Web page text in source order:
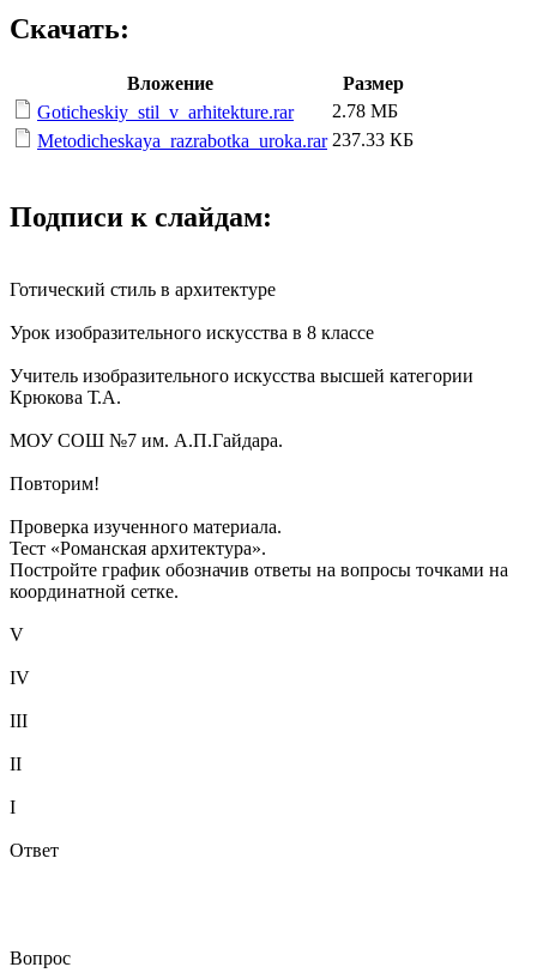
Скачать:
Вложение
Размер
Goticheskiy_stil_v_arhitekture.rar
2.78 МБ
Metodicheskaya_razrabotka_uroka.rar 237.33 КБ
Подписи к слайдам:
Готический стиль в архитектуре
Урок изобразительного искусства в 8 классе
Учитель изобразительного искусства высшей категории
Крюкова Т.А.
МОУ СОШ №7 им. А.П.Гайдара.
Повторим!
Проверка изученного материала.
Тест «Романская архитектура».
Постройте график обозначив ответы на вопросы точками на
координатной сетке.
V
IV
III
II
I
Ответ
Вопрос